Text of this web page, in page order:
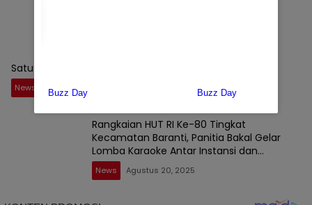
Satu topnews
News September 1, 2025
Rangkaian HUT RI Ke-80 Tingkat
Kecamatan Baranti, Panitia Bakal Gelar
Lomba Karaoke Antar Instansi dan
Masyarakat
News Agustus 20, 2025